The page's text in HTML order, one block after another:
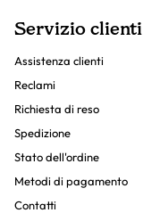
Servizio clienti
Assistenza clienti
Reclami
Richiesta di reso
Spedizione
Stato dell'ordine
Metodi di pagamento
Contatti